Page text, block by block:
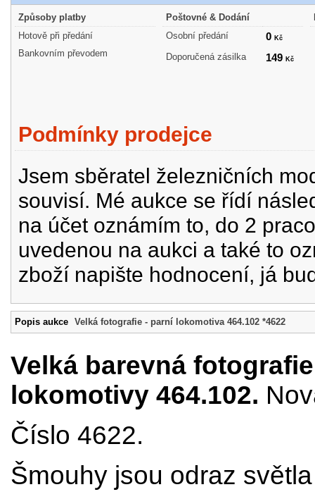
Způsoby platby
Hotově při předání
Bankovním převodem
Poštovné & Dodání
Osobní předání
0 Kč
Doporučená zásilka 149 Kč
Podmínky prodejce
Jsem sběratel železničních
souvisí. Mé aukce se řídí
na účet oznámím to, do 2
uvedenou na aukci a také to
zboží napište hodnocení, já
Popis aukce Velká fotografie - parní lokomotiva 464.102 *4622
Velká barevná
lokomotivy 464.102.
Číslo 4622.
Šmouhy jsou odraz